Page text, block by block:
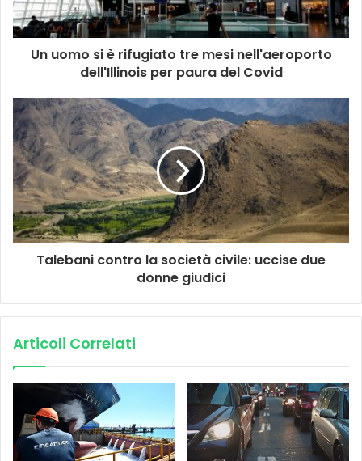
Un uomo si è rifugiato tre mesi nell'aeroporto
dell'Illinois per paura del Covid
Talebani contro la società civile: uccise due
donne giudici
Articoli Correlati